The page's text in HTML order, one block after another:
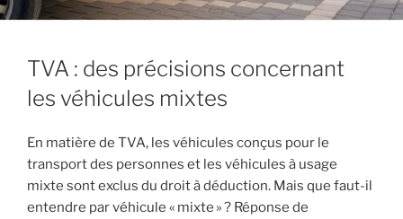
TVA : des précisions concernant
les véhicules mixtes
En matière de TVA, les véhicules conçus pour le
transport des personnes et les véhicules à usage
mixte sont exclus du droit à déduction. Mais que faut-il
entendre par véhicule « mixte » ? Réponse de